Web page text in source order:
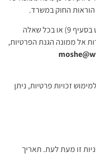
הוראות החוק במשרד.
בכל פנייה בנושא מימוש זכויותיך (כמפורט בסעיף 9) או בכל שאלה
אל ממונה הגנת הפרטיות,
זכויות פרטיות, ניתן
זו מעת לעת. תאריך